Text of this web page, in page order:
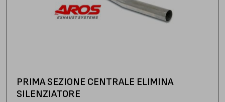
PRIMA SEZIONE CENTRALE ELIMINA
SILENZIATORE